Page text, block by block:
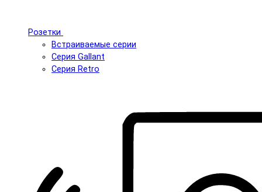
Розетки
Встраиваемые серии
Серия Gallant
Серия Retro